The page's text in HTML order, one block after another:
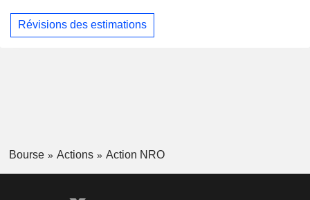
Révisions des estimations
Bourse Actions Action NRO